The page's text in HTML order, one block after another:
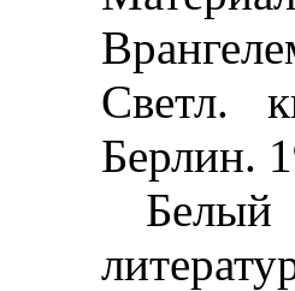
Светл.
Берлин.
Белый